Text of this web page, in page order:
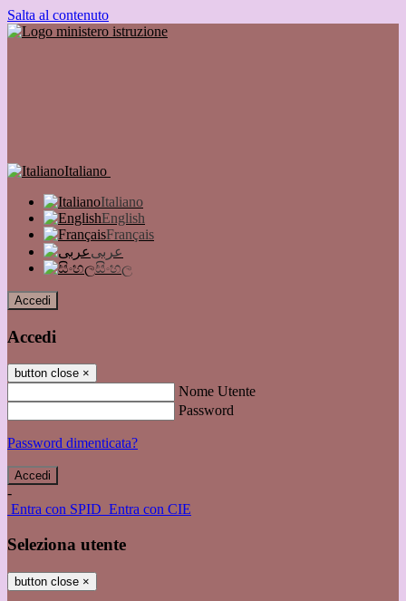
Salta al contenuto
Italiano
Italiano
English
Français
عربى
සිංහල
Accedi
Accedi
button close ×
Nome Utente
Password
Password dimenticata?
-
Entra con SPID Entra con CIE
Seleziona utente
button close ×